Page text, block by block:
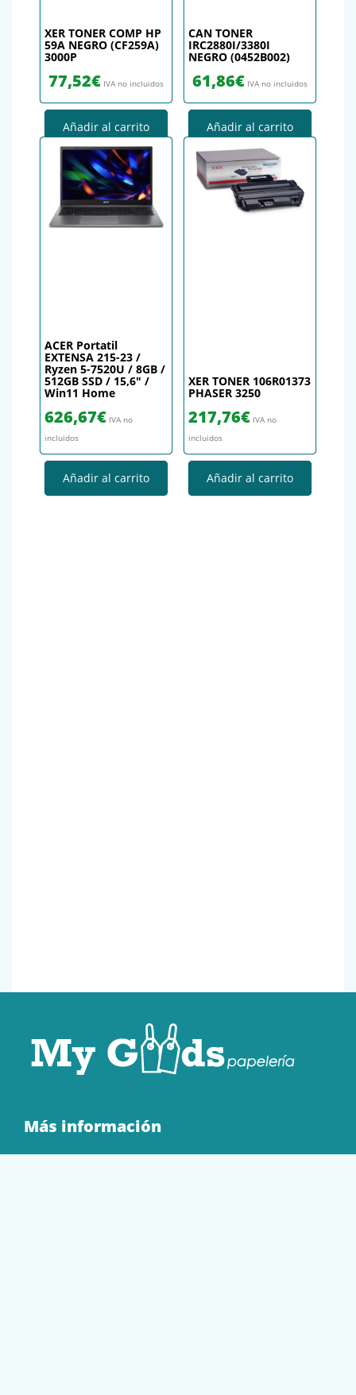
XER TONER COMP HP
59A NEGRO (CF259A)
3000P
77,52€ IVA no incluidos
Añadir al carrito
CAN TONER
IRC2880I/3380I
NEGRO (0452B002)
61,86€ IVA no incluidos
Añadir al carrito
ACER Portatil
EXTENSA 215-23 /
Ryzen 5-7520U / 8GB /
512GB SSD / 15,6″ /
Win11 Home
626,67€ IVA no
incluidos
Añadir al carrito
XER TONER 106R01373
PHASER 3250
217,76€ IVA no
incluidos
Añadir al carrito
Más información